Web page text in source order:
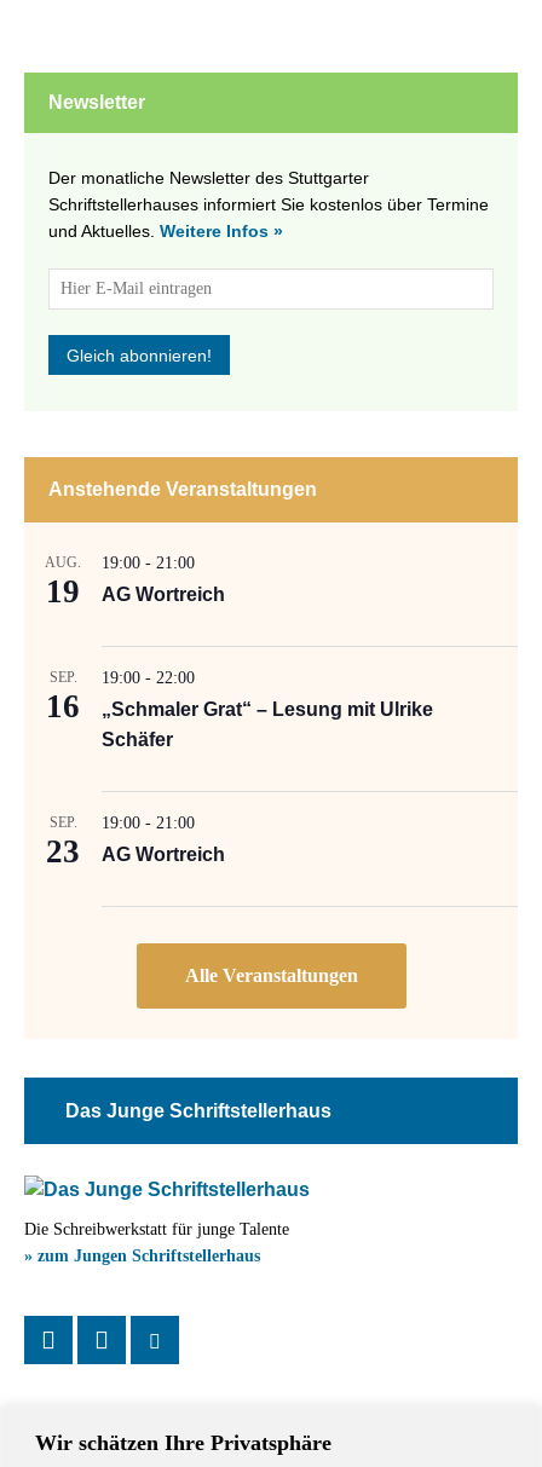
Wir schätzen Ihre Privatsphäre
Newsletter
Der monatliche Newsletter des Stuttgarter
Schriftstellerhauses informiert Sie kostenlos über Termine
und Aktuelles. Weitere Infos »
Anstehende Veranstaltungen
AUG.
19
19:00 - 21:00
AG Wortreich
SEP.
16
19:00 - 22:00
„Schmaler Grat“ – Lesung mit Ulrike
Schäfer
SEP.
23
19:00 - 21:00
AG Wortreich
Das Junge Schriftstellerhaus
Die Schreibwerkstatt für junge Talente
» zum Jungen Schriftstellerhaus